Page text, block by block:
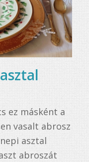
ez másként a
vasalt abrosz
asztal
abroszát